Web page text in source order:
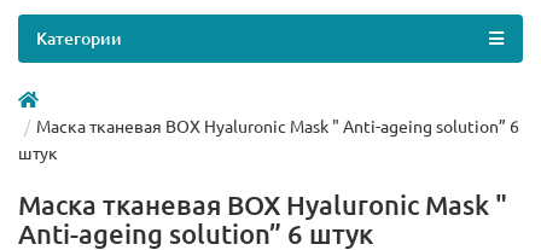
Категории
Маска тканевая BOX Hyaluronic Mask " Anti-ageing solution” 6
штук
Маска тканевая BOX Hyaluronic Mask "
Anti-ageing solution” 6 штук